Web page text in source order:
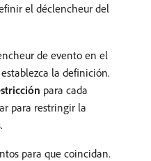
el déclencheur del
de evento en el
la definición.
para cada
para restringir la
para que coincidan.